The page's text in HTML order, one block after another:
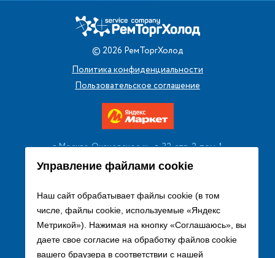
Управление файлами cookie
Наш сайт обрабатывает файлы cookie (в том
числе, файлы cookie, используемые «Яндекс
Метрикой»). Нажимая на кнопку «Соглашаюсь», вы
даете свое согласие на обработку файлов cookie
вашего браузера в соответствии с нашей
© 2026 РемТоргХолод
Политика конфиденциальности
Пользовательское соглашение
г. Москва, Очаковское ш., д. 32, стр. 2, пом. 1
+7 (495) 256 08 13
Заказать звонок
sales@remtorgholod.ru